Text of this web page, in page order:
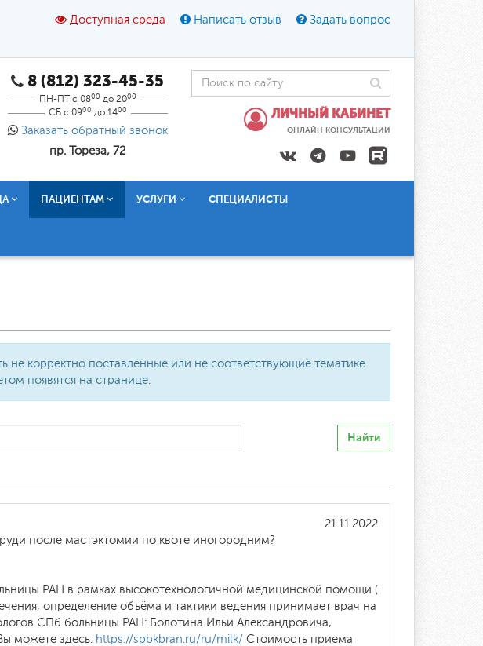
Доступная среда Написать отзыв Задать вопрос
Звук
8 (812) 323-45-35
ПН-ПТ с 0800 до 2000
СБ с 0900 до 1400
Заказать обратный звонок
пр. Тореза, 72
ЛИЧНЫЙ КАБИНЕТ
ОНЛАЙН КОНСУЛЬТАЦИИ
ПАЦИЕНТАМ УСЛУГИ СПЕЦИАЛИСТЫ
не корректно поставленные или не соответствующие тематике
появятся на странице.
Найти
21.11.2022
после мастэктомии по квоте иногородним?
РАН в рамках высокотехнологичной медицинской помощи (
определение объёма и тактики ведения принимает врач на
СПб больницы РАН: Болотина Ильи Александровича,
можете здесь: https://spbkbran.ru/ru/milk/ Стоимость приема